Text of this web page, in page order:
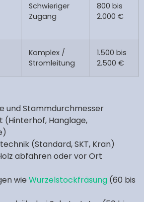
Schwieriger
Zugang
800 bis
2.000 €
Komplex /
Stromleitung
1.500 bis
2.500 €
und Stammdurchmesser
(Hinterhof, Hanglage,
(Standard, SKT, Kran)
abfahren oder vor Ort
wie Wurzelstockfräsung (60 bis